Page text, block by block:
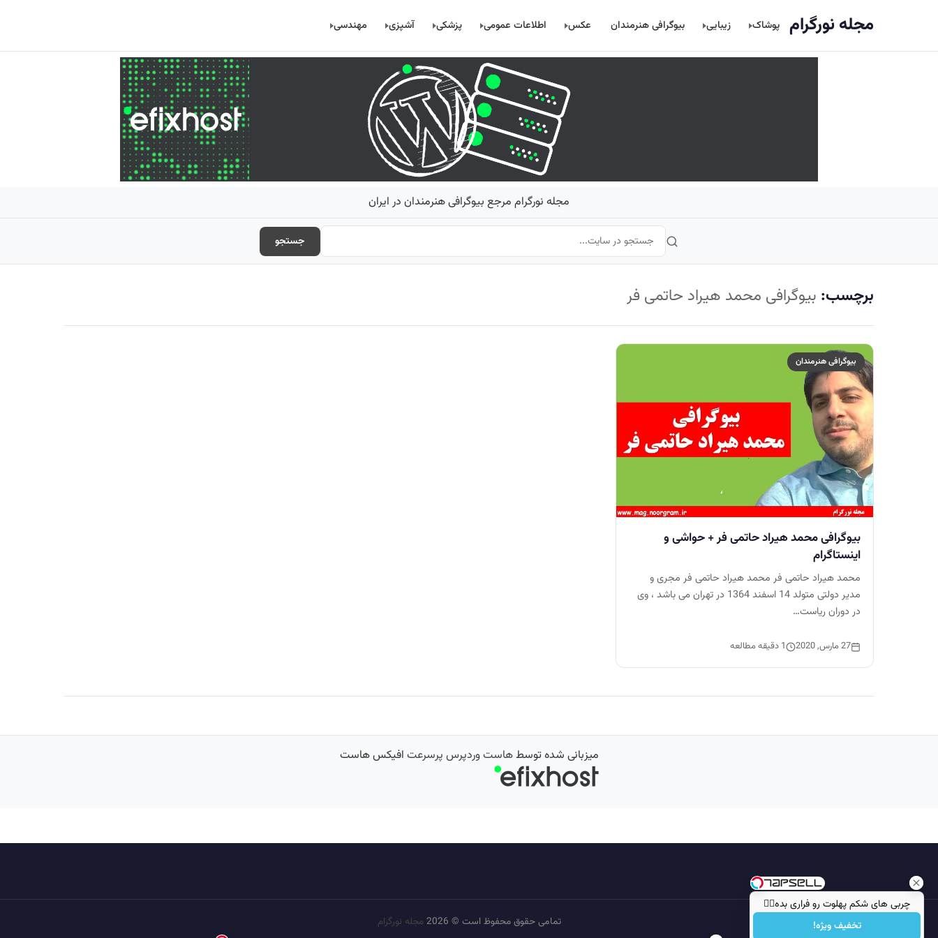
چربی های شکم پهلوت رو فراری بده👌🏻
تخفیف ویژه!
مجله نورگرام پوشاک زیبایی بیوگرافی هنرمندان عکس اطلاعات عمومی پزشکی آشپزی مهندسی
مجله نورگرام مرجع بیوگرافی هنرمندان در ایران
جستجو
برچسب: بیوگرافی محمد هیراد حاتمی فر
بیوگرافی هنرمندان
بیوگرافی محمد هیراد حاتمی فر + حواشی و
اینستاگرام
محمد هیراد حاتمی فر محمد هیراد حاتمی فر مجری و
مدیر دولتی متولد 14 اسفند 1364 در تهران می باشد ، وی
در دوران ریاست…
27 مارس, 2020 1 دقیقه مطالعه
میزبانی شده توسطهاست وردپرس پرسرعت افیکس هاست
تمامی حقوق محفوظ است © 2026 مجله نورگرام